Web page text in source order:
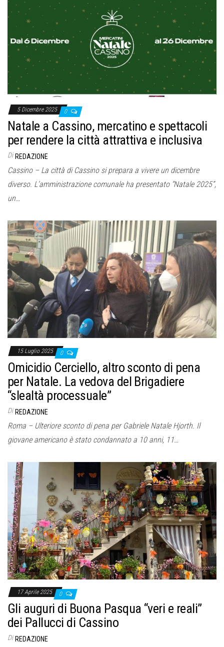
5 Dicembre 2025 0
Natale a Cassino, mercatino e spettacoli
per rendere la città attrattiva e inclusiva
Di REDAZIONE
Cassino – La città di Cassino si prepara a vivere un dicembre
diverso. L’amministrazione comunale ha presentato “Natale 2025”,
un…
15 Luglio 2025 0
Omicidio Cerciello, altro sconto di pena
per Natale. La vedova del Brigadiere
“slealtà processuale”
Di REDAZIONE
Roma – Ulteriore sconto di pena per Gabriele Natale Hjorth. Il
giovane americano è stato condannato a 10 anni, 11…
17 Aprile 2025 0
Gli auguri di Buona Pasqua “veri e reali”
dei Pallucci di Cassino
Di REDAZIONE